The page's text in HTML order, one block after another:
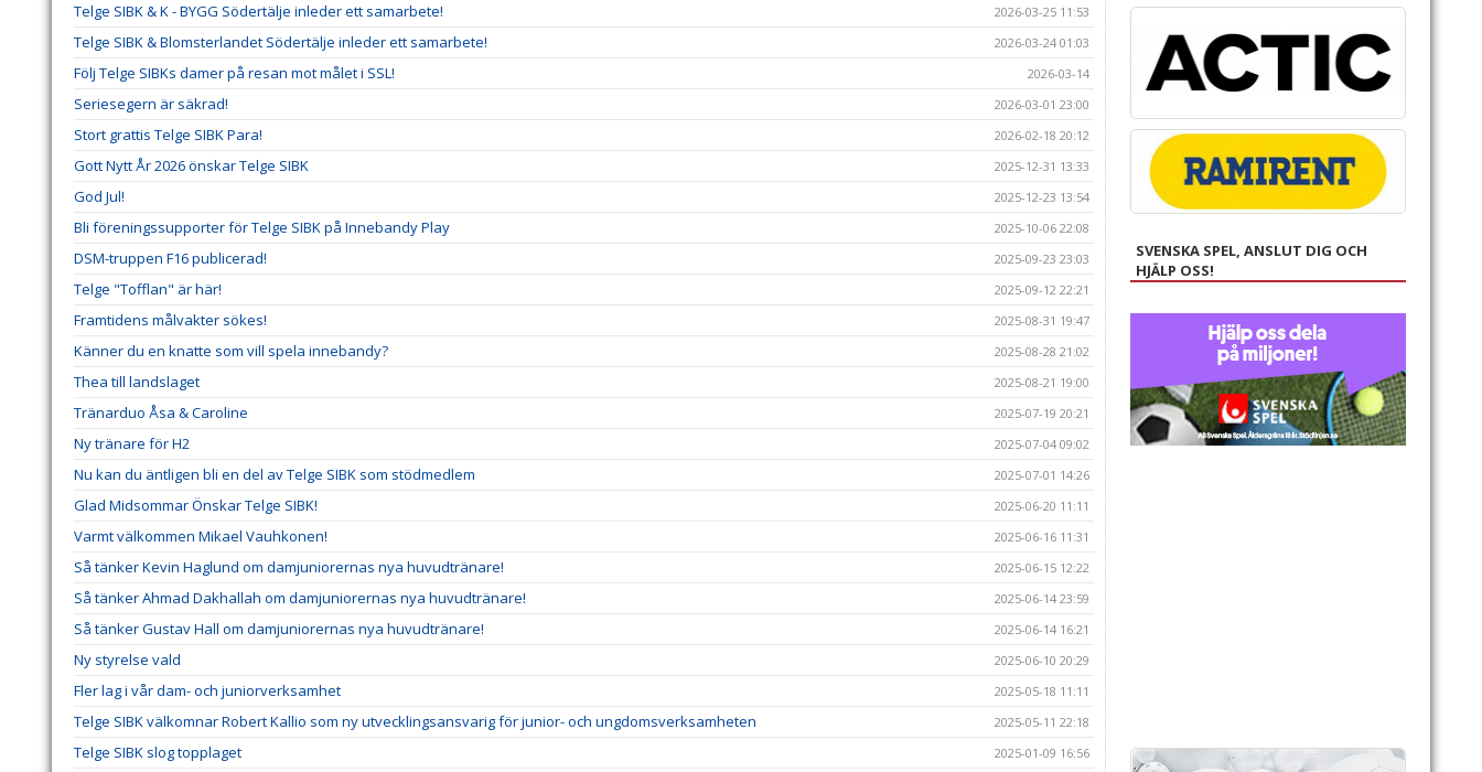
Telge SIBK & K - BYGG Södertälje inleder ett samarbete! 2026-03-25 11:53
Telge SIBK & Blomsterlandet Södertälje inleder ett samarbete! 2026-03-24 01:03
Följ Telge SIBKs damer på resan mot målet i SSL! 2026-03-14
Seriesegern är säkrad! 2026-03-01 23:00
Stort grattis Telge SIBK Para! 2026-02-18 20:12
Gott Nytt År 2026 önskar Telge SIBK 2025-12-31 13:33
God Jul! 2025-12-23 13:54
Bli föreningssupporter för Telge SIBK på Innebandy Play 2025-10-06 22:08
DSM-truppen F16 publicerad! 2025-09-23 23:03
Telge "Tofflan" är här! 2025-09-12 22:21
Framtidens målvakter sökes! 2025-08-31 19:47
Känner du en knatte som vill spela innebandy? 2025-08-28 21:02
Thea till landslaget 2025-08-21 19:00
Tränarduo Åsa & Caroline 2025-07-19 20:21
Ny tränare för H2 2025-07-04 09:02
Nu kan du äntligen bli en del av Telge SIBK som stödmedlem 2025-07-01 14:26
Glad Midsommar Önskar Telge SIBK! 2025-06-20 11:11
Varmt välkommen Mikael Vauhkonen! 2025-06-16 11:31
Så tänker Kevin Haglund om damjuniorernas nya huvudtränare! 2025-06-15 12:22
Så tänker Ahmad Dakhallah om damjuniorernas nya huvudtränare! 2025-06-14 23:59
Så tänker Gustav Hall om damjuniorernas nya huvudtränare! 2025-06-14 16:21
Ny styrelse vald 2025-06-10 20:29
Fler lag i vår dam- och juniorverksamhet 2025-05-18 11:11
Telge SIBK välkomnar Robert Kallio som ny utvecklingsansvarig för junior- och ungdomsverksamheten 2025-05-11 22:18
Telge SIBK slog topplaget 2025-01-09 16:56
SVENSKA SPEL, ANSLUT DIG OCH
HJÄLP OSS!